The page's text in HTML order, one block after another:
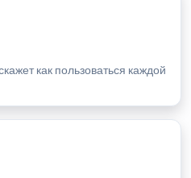
как пользоваться каждой